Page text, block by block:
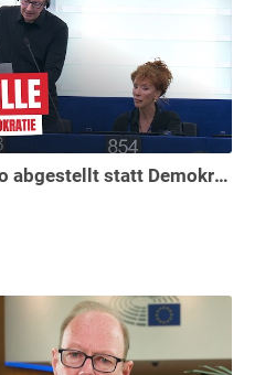
Chatkontrolle - Mikro abgestellt statt Demokratie